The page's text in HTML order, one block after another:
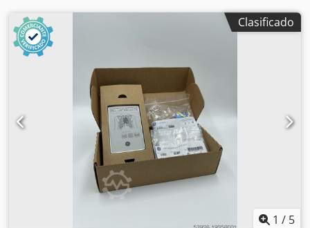
---- 🔹 4. Cizalla (Recortadora de Extremos) Fabricante:
COMEC STAMCO Tipo: Cizalla rotativa o en línea Función:
Recorte de extremos o corte a longitud final Panel de
control: Electromecánico (visible en la foto) Aplicaciones de
la máquina Línea completa para corte longitudinal de
bobinas metálicas, produce tiras estrechas a partir de
bobinas madre, con aplanado previo y corte final.
Características / Diferenciadores – Desenrollador
hidráulico de alta capacidad SCHLOEMANN – Sección
enderezadora mecánica de COMEC – Cortadora
longitudinal manual con cuchillas circulares – Cizalla de
salida para recorte de extremos o corte final a medida
Codpew Dd Igofx Ahcsrf – Línea industrial robusta, de
generación anterior, adecuada para espesores medios
Clasificado
1 / 5